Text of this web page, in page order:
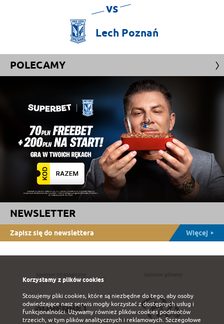
vs
Lech Poznań
POLECAMY
NEWSLETTER
Zapisz się do newslettera Więcej
Korzystamy z plików cookies
Stosujemy pliki cookies, które są niezbędne do tego, aby osoby
odwiedzające nasz serwis mogły korzystać z dostępnych usług i
funkcjonalności. Używamy również plików cookies podmiotów
trzecich, w tym plików analitycznych i reklamowych. Szczegołowe